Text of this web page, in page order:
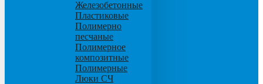
Железобетонные
Пластиковые
Полимерно
песчаные
Полимерное
композитные
Полимерные
Люки СЧ